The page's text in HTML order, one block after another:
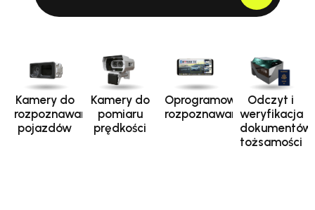
Kamery do
rozpoznawania
pojazdów
Kamery do
pomiaru
prędkości
Oprogramowanie
rozpoznawania
Odczyt i
weryfikacja
dokumentów
tożsamości